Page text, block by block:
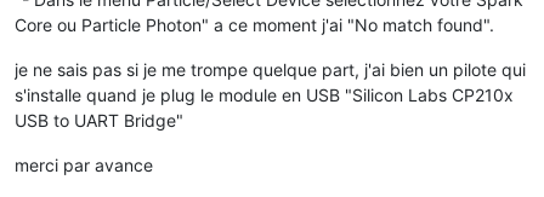
Core ou Particle Photon" a ce moment j'ai "No match found".
je ne sais pas si je me trompe quelque part, j'ai bien un pilote qui
s'installe quand je plug le module en USB "Silicon Labs CP210x
USB to UART Bridge"
merci par avance